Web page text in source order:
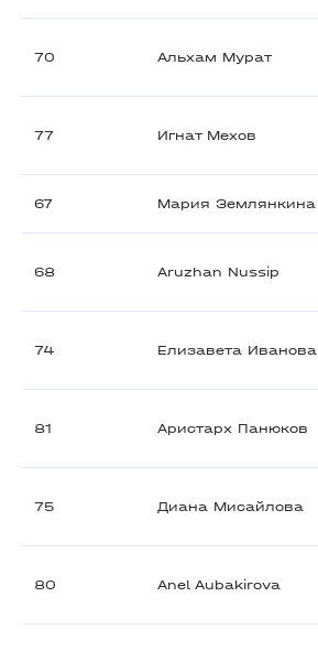
70 Альхам Мурат
77 Игнат Мехов
67 Мария Землянкина
68 Aruzhan Nussip
74 Елизавета Иванова
81 Аристарх Панюков
75 Диана Мисайлова
80 Anel Aubakirova